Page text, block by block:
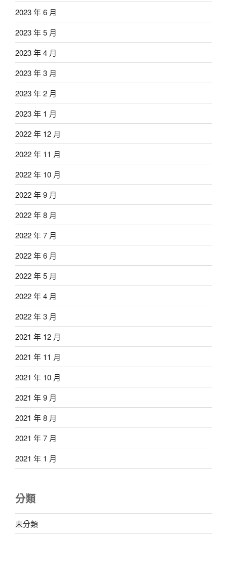
2023 年 6 月
2023 年 5 月
2023 年 4 月
2023 年 3 月
2023 年 2 月
2023 年 1 月
2022 年 12 月
2022 年 11 月
2022 年 10 月
2022 年 9 月
2022 年 8 月
2022 年 7 月
2022 年 6 月
2022 年 5 月
2022 年 4 月
2022 年 3 月
2021 年 12 月
2021 年 11 月
2021 年 10 月
2021 年 9 月
2021 年 8 月
2021 年 7 月
2021 年 1 月
分類
未分類